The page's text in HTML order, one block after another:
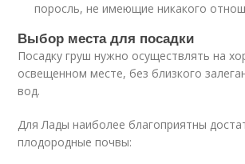
поросль, не имеющие никакого
Выбор места для посадки
Посадку груш нужно осуществлять на
освещенном месте, без близкого
вод.
Для Лады наиболее благоприятны
плодородные почвы: